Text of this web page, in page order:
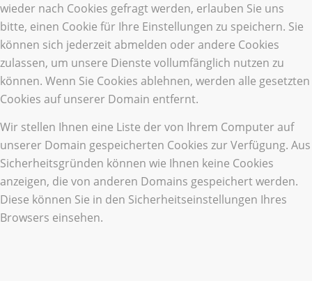
wieder nach Cookies gefragt werden, erlauben Sie uns
bitte, einen Cookie für Ihre Einstellungen zu speichern. Sie
können sich jederzeit abmelden oder andere Cookies
zulassen, um unsere Dienste vollumfänglich nutzen zu
können. Wenn Sie Cookies ablehnen, werden alle gesetzten
Cookies auf unserer Domain entfernt.
Wir stellen Ihnen eine Liste der von Ihrem Computer auf
unserer Domain gespeicherten Cookies zur Verfügung. Aus
Sicherheitsgründen können wie Ihnen keine Cookies
anzeigen, die von anderen Domains gespeichert werden.
Diese können Sie in den Sicherheitseinstellungen Ihres
Browsers einsehen.